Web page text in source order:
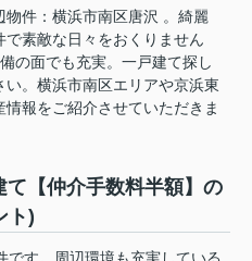
件：横浜市南区唐沢 。綺麗
で素敵な日々をおくりません
の面でも充実。一戸建て探し
い。横浜市南区エリアや京浜東
報をご紹介させていただきま
【仲介手数料半額】の
ト)